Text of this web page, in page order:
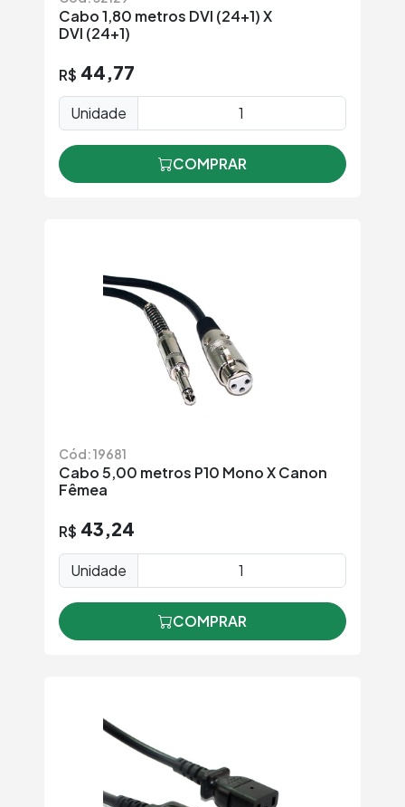
Cabo 1,80 metros DVI (24+1) X
DVI (24+1)
R$ 44,77
Unidade
COMPRAR
Cód: 19681
Cabo 5,00 metros P10 Mono X Canon
Fêmea
R$ 43,24
Unidade
COMPRAR